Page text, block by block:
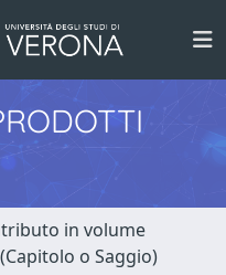
in volume
o Saggio)